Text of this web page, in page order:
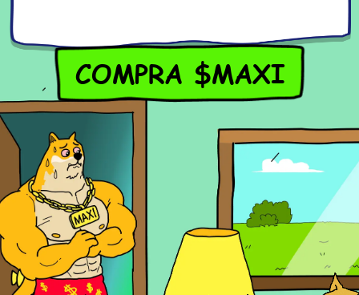
COMPRA $MAXI